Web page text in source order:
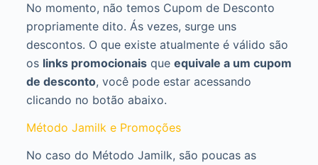
No momento, não temos Cupom de Desconto
propriamente dito. Ás vezes, surge uns
descontos. O que existe atualmente é válido são
os links promocionaisque equivale a um cupom
de desconto, você pode estar acessando
clicando no botão abaixo.
Método Jamilk e Promoções
No caso do Método Jamilk, são poucas as